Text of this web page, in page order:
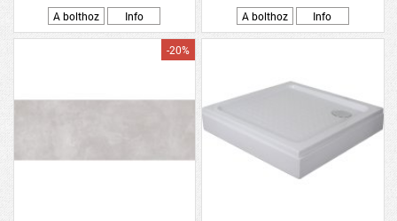
A bolthoz
Info
A bolthoz
Info
-20%